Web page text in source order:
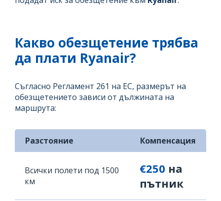
Какво обезщетение трябва
да плати Ryanair?
Съгласно Регламент 261 на ЕС, размерът на
обезщетението зависи от дължината на
маршрута:
Разстояние Компенсация
Всички полети под 1500
км
€250 на
пътник